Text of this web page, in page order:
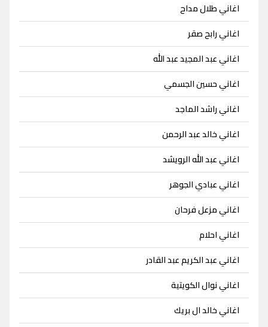
اغاني طلال مداح
اغاني رابح صقر
اغاني عبد المجيد عبد الله
اغاني حسين الجسمي
اغاني راشد الماجد
اغاني خالد عبد الرحمن
اغاني عبد الله الرويشد
اغاني عبادي الجوهر
اغاني مزعل فرحان
اغاني احلام
اغاني عبد الكريم عبد القادر
اغاني نوال الكويتية
اغاني خالد ال بريك